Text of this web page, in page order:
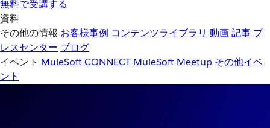
無料で受講する
資料
その他の情報 お客様事例 コンテンツライブラリ 動画記事 プ
レスセンター ブログ
イベント MuleSoft CONNECT MuleSoft Meetup その他イベ
ント